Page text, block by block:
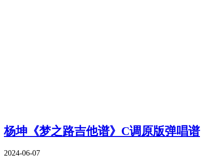
杨坤《梦之路吉他谱》C调原版弹唱谱
2024-06-07